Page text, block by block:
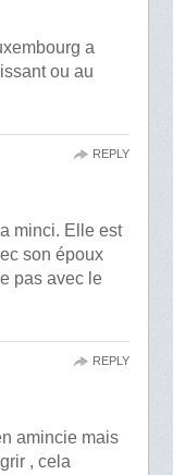
a
ou au
minci. Elle est
son époux
pas avec le
REPLY
amincie mais
, cela
REPLY